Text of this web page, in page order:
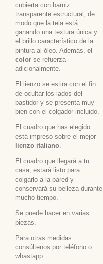
cubierta con barniz
transparente estructural, de
modo que la tela está
ganando una textura única y
el brillo característico de la
pintura al óleo. Además, el
color se refuerza
adicionalmente.
El lienzo se estira con el fin
de ocultar los lados del
bastidor y se presenta muy
bien con el colgador incluido.
El cuadro que has elegido
está impreso sobre el mejor
lienzo italiano
El cuadro que llegará a tu
casa, estará listo para
colgarlo a la pared y
conservará su belleza durante
mucho tiempo.
Se puede hacer en varias
piezas.
Para otras medidas
consúltenos por teléfono o
whastapp.